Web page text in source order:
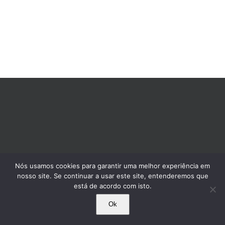
© 1995-2025 Comissão Pró-Índio de São Paulo. Todos os direitos reservados.
Nós usamos cookies para garantir uma melhor experiência em
nosso site. Se continuar a usar este site, entenderemos que
está de acordo com isto.
Ok